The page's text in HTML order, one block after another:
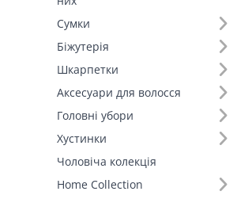
Сумки
Біжутерія
Шкарпетки
Аксесуари для волосся
Головні убори
Хустинки
Чоловіча колекція
Home Collection
SALE
Розмір (7)
Основний колір (14)